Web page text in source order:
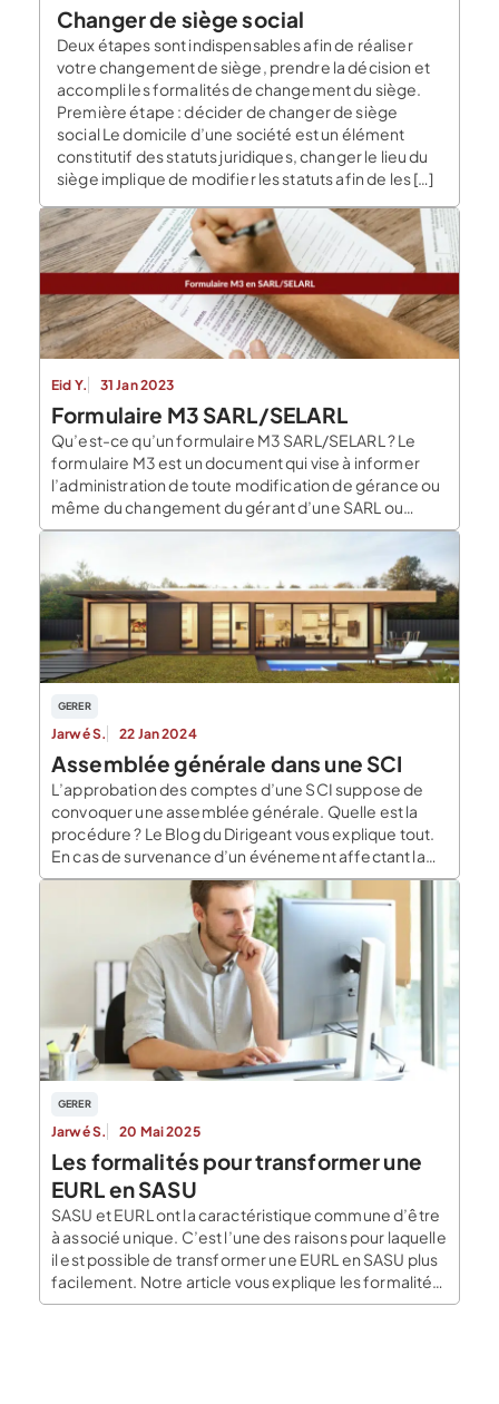
Changer de siège social
Deux étapes sont indispensables afin de réaliser
votre changement de siège, prendre la décision et
accompli les formalités de changement du siège.
Première étape : décider de changer de siège
social Le domicile d’une société est un élément
constitutif des statuts juridiques, changer le lieu du
siège implique de modifier les statuts afin de les […]
Eid Y. 31 Jan 2023
Formulaire M3 SARL/SELARL
Qu’est-ce qu’un formulaire M3 SARL/SELARL ? Le
formulaire M3 est un document qui vise à informer
l’administration de toute modification de gérance ou
même du changement du gérant d’une SARL ou
d’une Société d’Exercice Libéral A Responsabilité
Limitée (SELARL). C’est le Centre d’Enregistrement
et de Révision des Formulaires Administratifs (CERFA)
qui produit le formulaire M3. Le […]
GERER
Jarwé S. 22 Jan 2024
Assemblée générale dans une SCI
L’approbation des comptes d’une SCI suppose de
convoquer une assemblée générale. Quelle est la
procédure ? Le Blog du Dirigeant vous explique tout.
En cas de survenance d’un événement affectant la
vie de la société (augmentation du capital,
changement de siège social) le gérant à l’obligation
d’en informer les associés et de les solliciter pour […]
GERER
Jarwé S. 20 Mai 2025
Les formalités pour transformer une
EURL en SASU
SASU et EURL ont la caractéristique commune d’être
à associé unique. C’est l’une des raisons pour laquelle
il est possible de transformer une EURL en SASU plus
facilement. Notre article vous explique les formalités
pour transformer une EURL en SASU. La SASU est une